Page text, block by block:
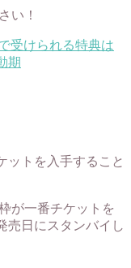
い！
受けられる特典は
期
ットを入手すること
が一番チケットを
売日にスタンバイし